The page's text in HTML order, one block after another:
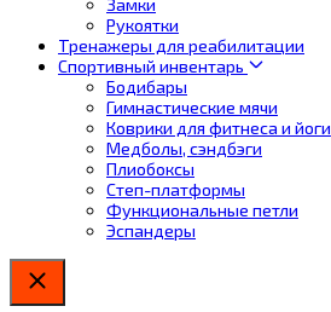
Замки
Рукоятки
Тренажеры для реабилитации
Спортивный инвентарь
Бодибары
Гимнастические мячи
Коврики для фитнеса и йоги
Медболы, сэндбэги
Плиобоксы
Степ-платформы
Функциональные петли
Эспандеры